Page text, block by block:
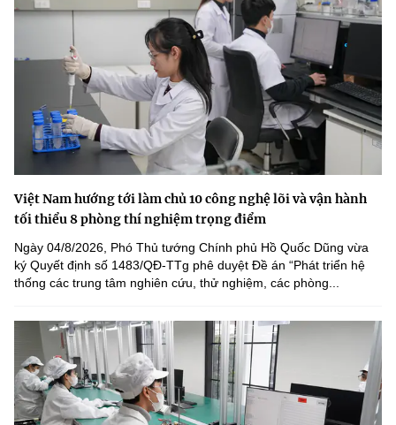
Việt Nam hướng tới làm chủ 10 công nghệ lõi và vận hành
tối thiểu 8 phòng thí nghiệm trọng điểm
Ngày 04/8/2026, Phó Thủ tướng Chính phủ Hồ Quốc Dũng vừa
ký Quyết định số 1483/QĐ-TTg phê duyệt Đề án “Phát triển hệ
thống các trung tâm nghiên cứu, thử nghiệm, các phòng...